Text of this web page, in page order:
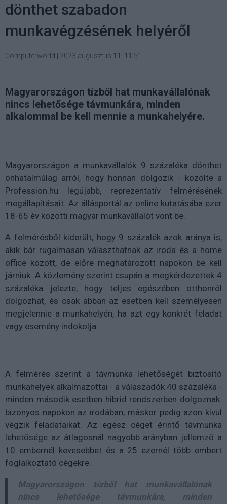
dönthet szabadon
munkavégzésének helyéről
Computerworld 2023 augusztus 11. 11:51
Magyarországon tízből hat munkavállalónak
nincs lehetősége távmunkára, minden
alkalommal be kell mennie a munkahelyére.
Magyarországon a munkavállalók 9 százaléka dönthet
önhatalmúlag arról, hogy honnan dolgozik - közölte a
Profession.hu legújabb, reprezentatív felmérésének
megállapításait. Az állásportál az online kutatásába ezer
18-65 év közötti magyar munkavállalót vont be.
A felmérésből kiderült, hogy 9 százalék azok aránya is,
akik bár rugalmasan választhatnak az iroda és a home
office között, de előre meghatározott napokon be kell
járniuk. A közlemény szerint csupán a megkérdezettek 4
százaléka jelezte, hogy teljes egészében otthonról
dolgozhat, és csak abban az esetben kell személyesen
megjelennie a munkahelyén, ha azt egy konkrét feladat
vagy esemény indokolja.
A felmérés szerint a távmunka lehetőségét biztosító
munkahelyek alkalmazottai - a válaszadók 40 százaléka -
minden második esetben hibrid rendszerben dolgoznak:
bizonyos napokon az irodában, máskor pedig azon kívül
végzik feladataikat. Az egész céget érintő távmunka
lehetősége az átlagosnál nagyobb arányban jellemző a
10 embernél kevesebbet és a 25 ezernél több embert
foglalkoztató cégekre.
Magyarországon tízből hat munkavállalónak
nincs lehetősége távmunkára, minden